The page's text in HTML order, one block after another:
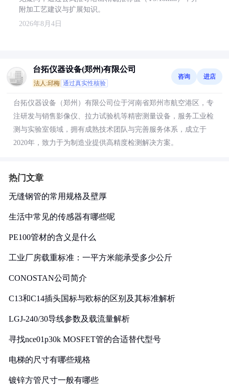
附加工艺建议与扩展知识。
2026年8月4日
台拓仪器设备(郑州)有限公司
法人:邱梅 通过真实性核验
咨询 进店
台拓仪器设备（郑州）有限公司位于河南省郑州市航空港区，专
注研发与销售影像仪、拉力试验机等精密测量设备，服务工业检
测与实验室领域，拥有成熟技术团队与完善服务体系，成立于
2020年，致力于为制造业提供高精度检测解决方案。
热门文章
无缝钢管的常用规格及壁厚
生活中常见的传感器有哪些呢
PE100管材的含义是什么
工业厂房载重标准：一平方米能承受多少公斤
CONOSTAN公司简介
C13和C14插头国标与欧标的区别及其标准解析
LGJ-240/30导线参数及载流量解析
寻找nce01p30k MOSFET管的合适替代型号
电梯的尺寸有哪些规格
镀锌方管尺寸一般有哪些